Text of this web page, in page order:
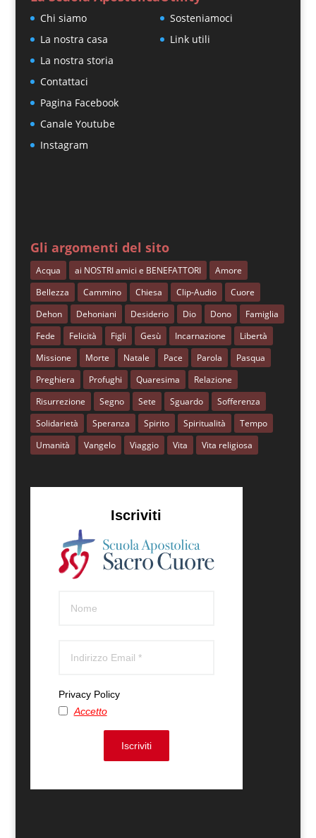
Chi siamo
La nostra casa
La nostra storia
Contattaci
Pagina Facebook
Canale Youtube
Instagram
Sosteniamoci
Link utili
Gli argomenti del sito
Acqua ai NOSTRI amici e BENEFATTORI
Amore
Bellezza
Cammino Chiesa Clip-Audio
Cuore
Dehon
Dehoniani Desiderio Dio Dono
Famiglia
Fede
Felicità Figli Gesù Incarnazione
Libertà
Missione
Morte Natale Pace Parola
Pasqua
Preghiera
Profughi Quaresima
Relazione
Risurrezione
Segno Sete Sguardo
Sofferenza
Solidarietà
Speranza Spirito Spiritualità
Tempo
Umanità
Vangelo Viaggio Vita Vita religiosa
Iscriviti
Privacy Policy
Accetto
Iscriviti